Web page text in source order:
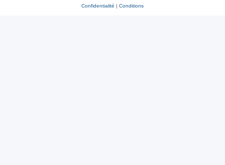
Confidentialité | Conditions